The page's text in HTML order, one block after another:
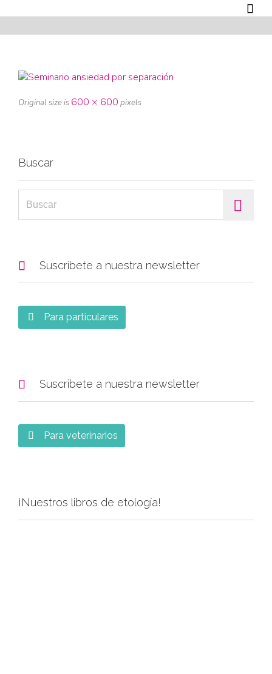

Original size is 600 × 600 pixels
Buscar
 Suscríbete a nuestra newsletter
 Para particulares
 Suscríbete a nuestra newsletter
 Para veterinarios
¡Nuestros libros de etología!